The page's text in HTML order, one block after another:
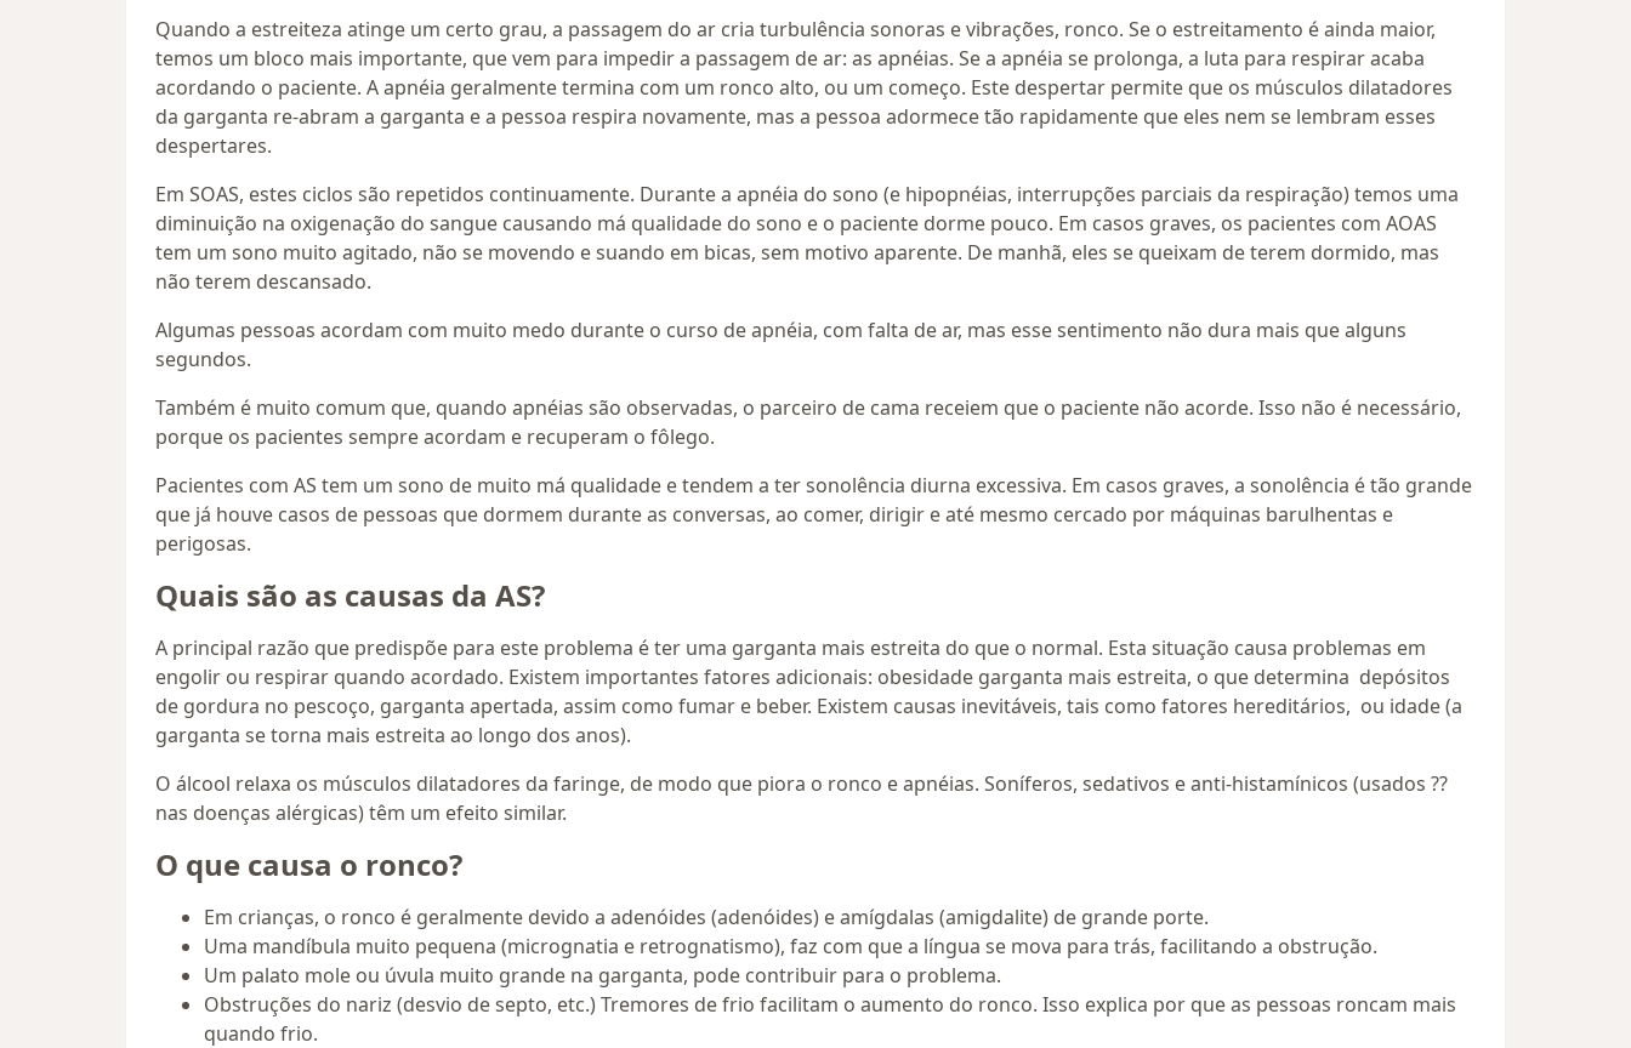
Quando a estreiteza atinge um certo grau, a passagem do ar cria turbulência sonoras e vibrações, ronco. Se o estreitamento é ainda maior,
temos um bloco mais importante, que vem para impedir a passagem de ar: as apnéias. Se a apnéia se prolonga, a luta para respirar acaba
acordando o paciente. A apnéia geralmente termina com um ronco alto, ou um começo. Este despertar permite que os músculos dilatadores
da garganta re-abram a garganta e a pessoa respira novamente, mas a pessoa adormece tão rapidamente que eles nem se lembram esses
despertares.
Em SOAS, estes ciclos são repetidos continuamente. Durante a apnéia do sono (e hipopnéias, interrupções parciais da respiração) temos uma
diminuição na oxigenação do sangue causando má qualidade do sono e o paciente dorme pouco. Em casos graves, os pacientes com AOAS
tem um sono muito agitado, não se movendo e suando em bicas, sem motivo aparente. De manhã, eles se queixam de terem dormido, mas
não terem descansado.
Algumas pessoas acordam com muito medo durante o curso de apnéia, com falta de ar, mas esse sentimento não dura mais que alguns
segundos.
Também é muito comum que, quando apnéias são observadas, o parceiro de cama receiem que o paciente não acorde. Isso não é necessário,
porque os pacientes sempre acordam e recuperam o fôlego.
Pacientes com AS tem um sono de muito má qualidade e tendem a ter sonolência diurna excessiva. Em casos graves, a sonolência é tão grande
que já houve casos de pessoas que dormem durante as conversas, ao comer, dirigir e até mesmo cercado por máquinas barulhentas e
perigosas.
Quais são as causas da AS?
A principal razão que predispõe para este problema é ter uma garganta mais estreita do que o normal. Esta situação causa problemas em
engolir ou respirar quando acordado. Existem importantes fatores adicionais: obesidade garganta mais estreita, o que determina depósitos
de gordura no pescoço, garganta apertada, assim como fumar e beber. Existem causas inevitáveis, tais como fatores hereditários, ou idade (a
garganta se torna mais estreita ao longo dos anos).
O álcool relaxa os músculos dilatadores da faringe, de modo que piora o ronco e apnéias. Soníferos, sedativos e anti-histamínicos (usados ??
nas doenças alérgicas) têm um efeito similar.
O que causa o ronco?
Em crianças, o ronco é geralmente devido a adenóides (adenóides) e amígdalas (amigdalite) de grande porte.
Uma mandíbula muito pequena (micrognatia e retrognatismo), faz com que a língua se mova para trás, facilitando a obstrução.
Um palato mole ou úvula muito grande na garganta, pode contribuir para o problema.
Obstruções do nariz (desvio de septo, etc.) Tremores de frio facilitam o aumento do ronco. Isso explica por que as pessoas roncam mais
quando frio.